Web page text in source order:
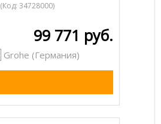
(Код: 34728000)
99 771 руб.
Grohe (Германия)